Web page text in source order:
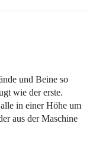
und Beine so
wie der erste.
in einer Höhe um
aus der Maschine